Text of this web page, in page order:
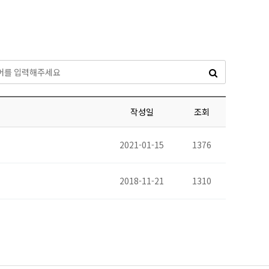
기
작성일 조회
2021-01-15 1376
2018-11-21 1310